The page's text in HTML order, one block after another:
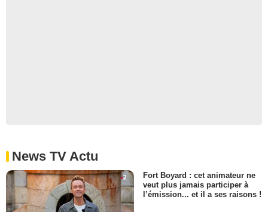
News TV Actu
Fort Boyard : cet animateur ne
veut plus jamais participer à
l’émission... et il a ses raisons !